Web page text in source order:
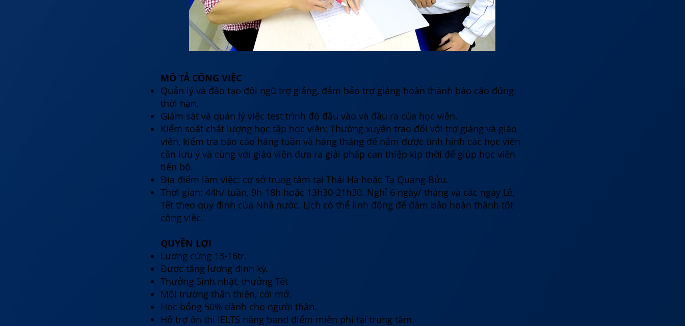
MÔ TẢ CÔNG VIỆC
Quản lý và đào tạo đội ngũ trợ giảng, đảm bảo trợ giảng hoàn thành báo cáo đúng
thời hạn.
Giám sát và quản lý việc test trình độ đầu vào và đầu ra của học viên.
Kiểm soát chất lượng học tập học viên: Thường xuyên trao đổi với trợ giảng và giáo
viên, kiểm tra báo cáo hàng tuần và hàng tháng để nắm được tình hình các học viên
cần lưu ý và cùng với giáo viên đưa ra giải pháp can thiệp kịp thời để giúp học viên
tiến bộ.
Địa điểm làm việc: cơ sở trung tâm tại Thái Hà hoặc Tạ Quang Bửu.
Thời gian: 44h/ tuần, 9h-18h hoặc 13h30-21h30. Nghỉ 6 ngày/ tháng và các ngày Lễ,
Tết theo quy định của Nhà nước. Lịch có thể linh động để đảm bảo hoàn thành tốt
công việc.
QUYỀN LỢI
Lương cứng 13-16tr.
Được tăng lương định kỳ.
Thưởng Sinh nhật, thưởng Tết
Môi trường thân thiện, cởi mở.
Học bổng 50% dành cho người thân.
Hỗ trợ ôn thi IELTS nâng band điểm miễn phí tại trung tâm.